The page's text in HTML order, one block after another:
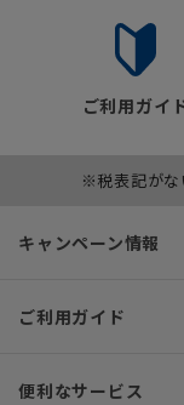
ご利用ガイ
※税表記がな
キャンペーン情報
ご利用ガイド
便利なサービス